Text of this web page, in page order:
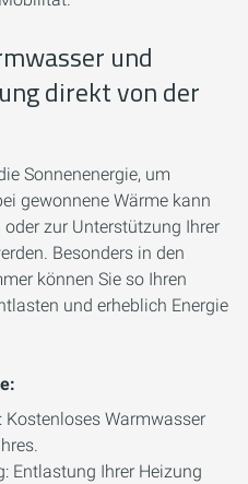
und
direkt von der
Sonnenenergie, um
gewonnene Wärme kann
zur Unterstützung Ihrer
Besonders in den
können Sie so Ihren
und erheblich Energie
Kostenloses Warmwasser
Entlastung Ihrer Heizung